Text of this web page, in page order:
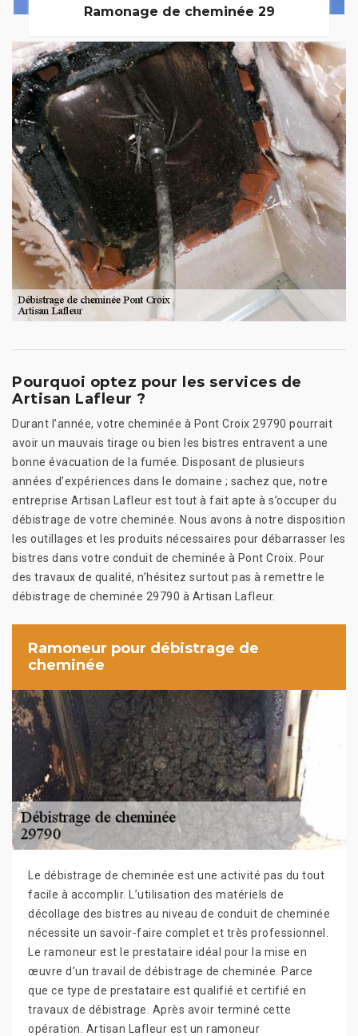
Ramonage de cheminée 29
Pourquoi optez pour les services de
Artisan Lafleur ?
Durant l’année, votre cheminée à Pont Croix 29790 pourrait
avoir un mauvais tirage ou bien les bistres entravent a une
bonne évacuation de la fumée. Disposant de plusieurs
années d’expériences dans le domaine ; sachez que, notre
entreprise Artisan Lafleur est tout à fait apte à s’occuper du
débistrage de votre cheminée. Nous avons à notre disposition
les outillages et les produits nécessaires pour débarrasser les
bistres dans votre conduit de cheminée à Pont Croix. Pour
des travaux de qualité, n’hésitez surtout pas à remettre le
débistrage de cheminée 29790 à Artisan Lafleur.
Ramoneur pour débistrage de
cheminée
Le débistrage de cheminée est une activité pas du tout
facile à accomplir. L’utilisation des matériels de
décollage des bistres au niveau de conduit de cheminée
nécessite un savoir-faire complet et très professionnel.
Le ramoneur est le prestataire idéal pour la mise en
œuvre d’un travail de débistrage de cheminée. Parce
que ce type de prestataire est qualifié et certifié en
travaux de débistrage. Après avoir terminé cette
opération. Artisan Lafleur est un ramoneur